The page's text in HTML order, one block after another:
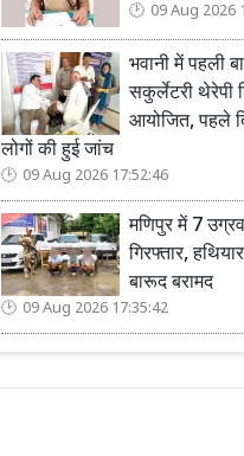
09 Aug 2026
भवानी में पहली
सकुर्लेटरी थेरेपी
आयोजित, पहले
लोगों की हुई जांच
09 Aug 2026 17:52:46
मणिपुर में 7
गिरफ्तार,
बारूद बरामद
09 Aug 2026 17:35:42